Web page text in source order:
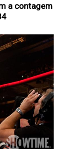
a contagem